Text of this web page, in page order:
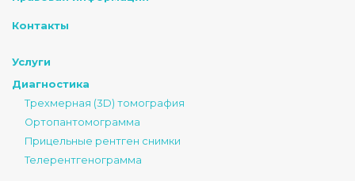
Контакты
Услуги
Диагностика
Трехмерная (3D) томография
Ортопантомограмма
Прицельные рентген снимки
Телерентгенограмма